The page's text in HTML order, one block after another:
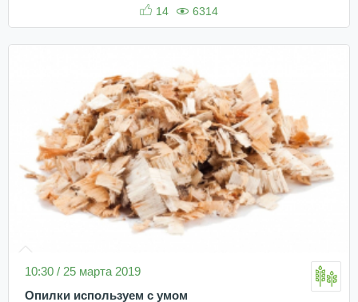
14 6314
10:30 / 25 марта 2019
Опилки используем с умом